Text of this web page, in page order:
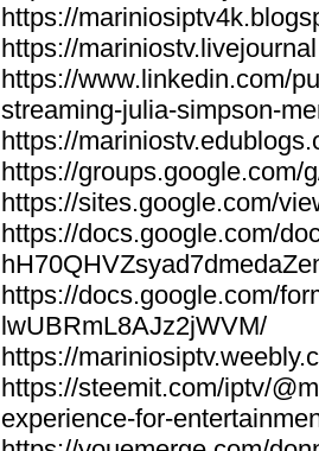
https://
https://
https://www.linkedin.com/
streaming-julia-simpson-
https://
https://groups.google.com/
https://sites.google.com/
https://docs.google.com/
https://docs.google.com/
lwUBRmL8AJz2jWVM/
https://
https://steemit.com/iptv/
experience-for-